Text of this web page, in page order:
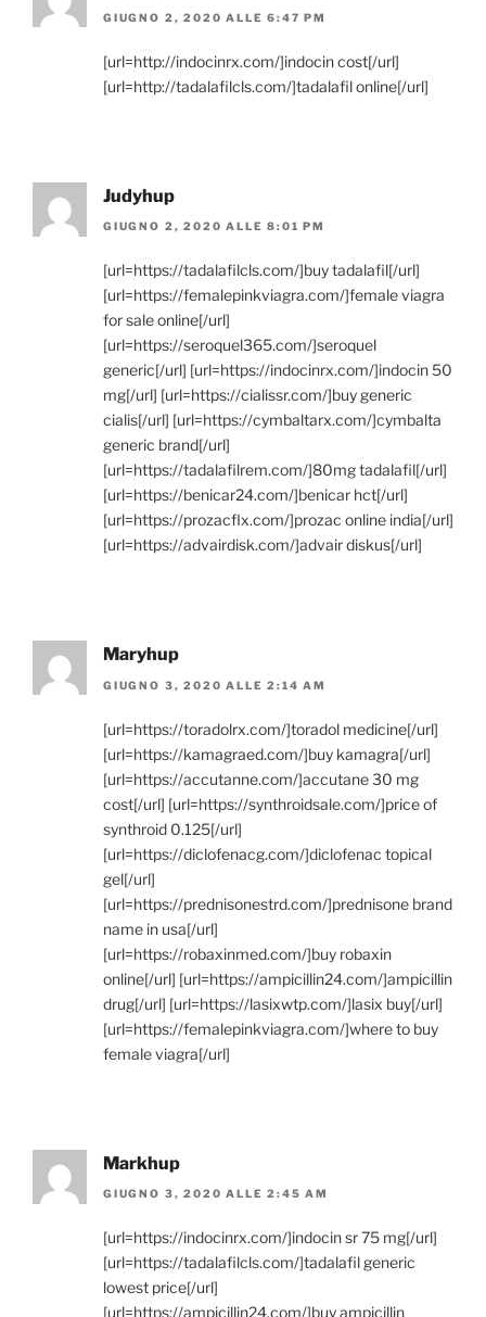
GIUGNO 2, 2020 ALLE 6:47 PM
[url=http://indocinrx.com/]indocin cost[/url]
[url=http://tadalafilcls.com/]tadalafil online[/url]
Judyhup
GIUGNO 2, 2020 ALLE 8:01 PM
[url=https://tadalafilcls.com/]buy tadalafil[/url]
[url=https://femalepinkviagra.com/]female viagra
for sale online[/url]
[url=https://seroquel365.com/]seroquel
generic[/url] [url=https://indocinrx.com/]indocin 50
mg[/url] [url=https://cialissr.com/]buy generic
cialis[/url] [url=https://cymbaltarx.com/]cymbalta
generic brand[/url]
[url=https://tadalafilrem.com/]80mg tadalafil[/url]
[url=https://benicar24.com/]benicar hct[/url]
[url=https://prozacflx.com/]prozac online india[/url]
[url=https://advairdisk.com/]advair diskus[/url]
Maryhup
GIUGNO 3, 2020 ALLE 2:14 AM
[url=https://toradolrx.com/]toradol medicine[/url]
[url=https://kamagraed.com/]buy kamagra[/url]
[url=https://accutanne.com/]accutane 30 mg
cost[/url] [url=https://synthroidsale.com/]price of
synthroid 0.125[/url]
[url=https://diclofenacg.com/]diclofenac topical
gel[/url]
[url=https://prednisonestrd.com/]prednisone brand
name in usa[/url]
[url=https://robaxinmed.com/]buy robaxin
online[/url] [url=https://ampicillin24.com/]ampicillin
drug[/url] [url=https://lasixwtp.com/]lasix buy[/url]
[url=https://femalepinkviagra.com/]where to buy
female viagra[/url]
Markhup
GIUGNO 3, 2020 ALLE 2:45 AM
[url=https://indocinrx.com/]indocin sr 75 mg[/url]
[url=https://tadalafilcls.com/]tadalafil generic
lowest price[/url]
[url=https://ampicillin24.com/]buy ampicillin